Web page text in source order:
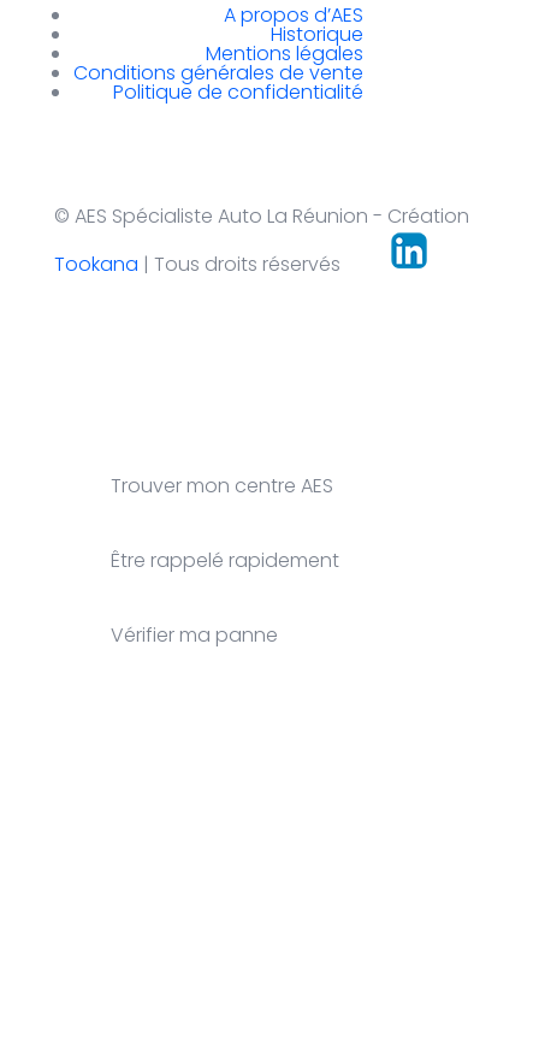
A propos d’AES
Historique
Mentions légales
Conditions générales de vente
Politique de confidentialité
© AES Spécialiste Auto La Réunion - Création
Tookana | Tous droits réservés
Trouver mon centre AES
Être rappelé rapidement
Vérifier ma panne